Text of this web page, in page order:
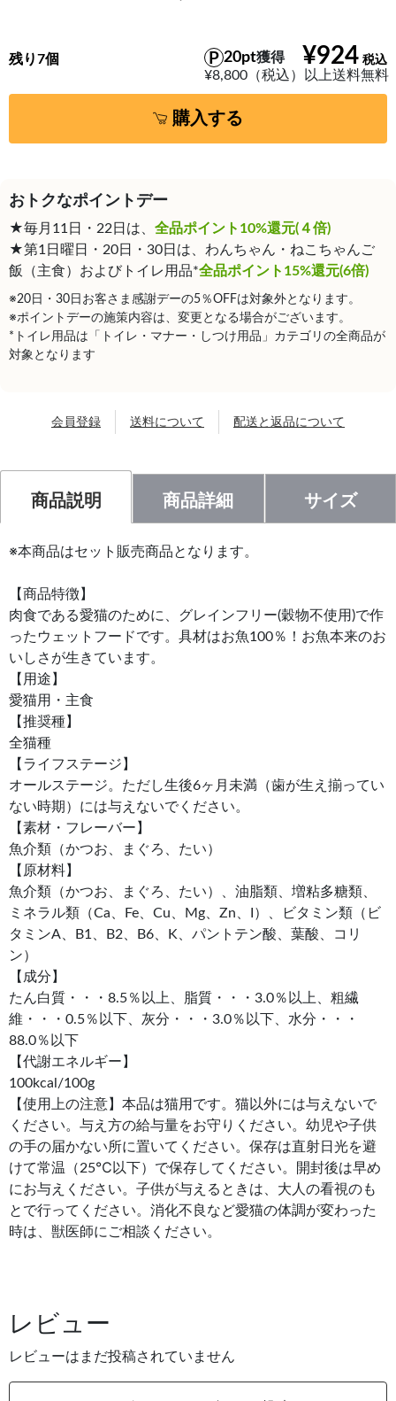
¥924
20pt獲得
¥8,800（税込）以上送料無料
残り7個
購入する
おトクなポイントデー
★毎月11日・22日は、 全品ポイント10%還元(４倍)
★第1日曜日・20日・30日は、わんちゃん・ねこちゃんご
飯（主食）およびトイレ用品*全品ポイント15%還元(6倍)
※20日・30日お客さま感謝デーの5％OFFは対象外となります。
※ポイントデーの施策内容は、変更となる場合がございます。
*トイレ用品は「トイレ・マナー・しつけ用品」カテゴリの全商品が
対象となります
会員登録 送料について 配送と返品について
商品説明 商品詳細 サイズ
※本商品はセット販売商品となります。
【商品特徴】
肉食である愛猫のために、グレインフリー(穀物不使用)で作
ったウェットフードです。具材はお魚100％！お魚本来のお
いしさが生きています。
【用途】
愛猫用・主食
【推奨種】
全猫種
【ライフステージ】
オールステージ。ただし生後6ヶ月未満（歯が生え揃ってい
ない時期）には与えないでください。
【素材・フレーバー】
魚介類（かつお、まぐろ、たい）
【原材料】
魚介類（かつお、まぐろ、たい）、油脂類、増粘多糖類、
ミネラル類（Ca、Fe、Cu、Mg、Zn、I）、ビタミン類（ビ
タミンA、B1、B2、B6、K、パントテン酸、葉酸、コリ
ン）
【成分】
たん白質・・・8.5％以上、脂質・・・3.0％以上、粗繊
維・・・0.5％以下、灰分・・・3.0％以下、水分・・・
88.0％以下
【代謝エネルギー】
100kcal/100g
【使用上の注意】本品は猫用です。猫以外には与えないで
ください。与え方の給与量をお守りください。幼児や子供
の手の届かない所に置いてください。保存は直射日光を避
けて常温（25℃以下）で保存してください。開封後は早め
にお与えください。子供が与えるときは、大人の看視のも
とで行ってください。消化不良など愛猫の体調が変わった
時は、獣医師にご相談ください。
レビュー
レビューはまだ投稿されていません